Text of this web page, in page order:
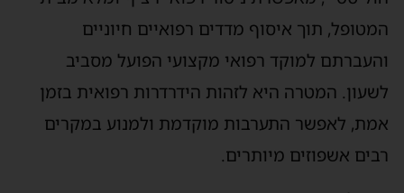
המטופל, תוך איסוף מדדים רפואיים חיוניים
והעברתם למוקד רפואי מקצועי הפועל מסביב
לשעון. המטרה היא לזהות הידרדרות רפואית בזמן
אמת, לאפשר התערבות מוקדמת ולמנוע במקרים
רבים אשפוזים מיותרים.